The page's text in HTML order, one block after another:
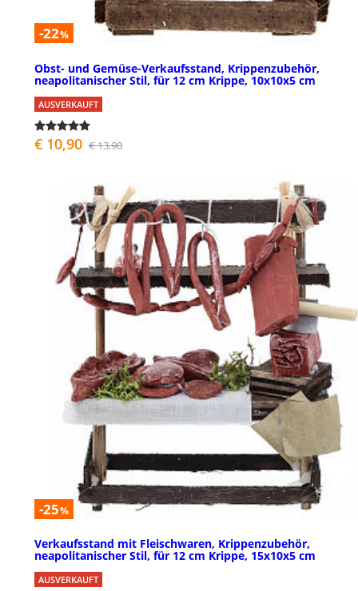
-22%
Obst- und Gemüse-Verkaufsstand, Krippenzubehör,
neapolitanischer Stil, für 12 cm Krippe, 10x10x5 cm
AUSVERKAUFT
€ 10,90 € 13,90
-25%
Verkaufsstand mit Fleischwaren, Krippenzubehör,
neapolitanischer Stil, für 12 cm Krippe, 15x10x5 cm
AUSVERKAUFT